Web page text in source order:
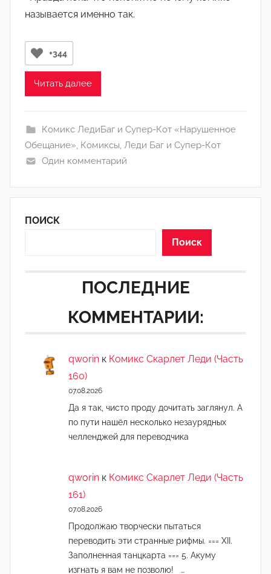
т
о
ё
м
называется именно так.
+344
Читать далее
Комикс ЛедиБаг и Супер-Кот «Нарушенное
Обещание», Комиксы, Леди Баг и Супер-Кот
Один комментарий
ПОИСК
Поиск
ПОСЛЕДНИЕ
КОММЕНТАРИИ:
qworin к Комикс Скарлет Леди (Часть
160)
07.08.2026
Да я так, чисто проду дочитать заглянул. А
по пути нашёл несколько незаурядных
челленджей для переводчика
qworin к Комикс Скарлет Леди (Часть
161)
07.08.2026
Продолжаю творчески пытаться
переводить эти странные рифмы. === XII.
Заполненная танцкарта === 5. Акуму
изгнать я вам не позволю! …